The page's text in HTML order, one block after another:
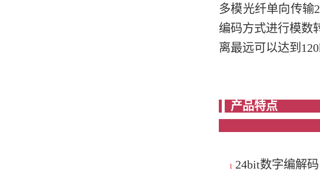
多模光纤单向传输
编码方式进行模数
离最远可以达到
产
l 24bit数字编解码